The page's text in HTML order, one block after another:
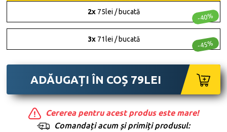
2x75lei / bucată
-40%
3x71lei / bucată
-45%
ADĂUGAȚI ÎN COȘ 79LEI
Cererea pentru acest produs este mare!
Comandați acum și primiți produsul: